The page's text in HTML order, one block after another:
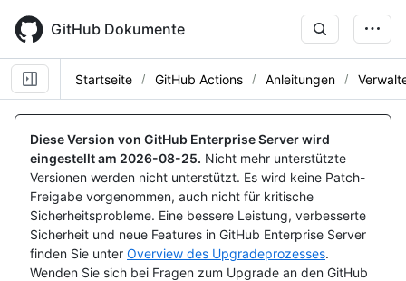
main
content
GitHub Dokumente
Startseite GitHub Actions Anleitungen
Diese Version von GitHub Enterprise Server wird
eingestellt am 2026-08-25. Nicht mehr unterstützte
Versionen werden nicht unterstützt. Es wird keine Patch-
Freigabe vorgenommen, auch nicht für kritische
Sicherheitsprobleme. Eine bessere Leistung, verbesserte
Sicherheit und neue Features in GitHub Enterprise Server
finden Sie unter Overview des Upgradeprozesses.
Wenden Sie sich bei Fragen zum Upgrade an den GitHub